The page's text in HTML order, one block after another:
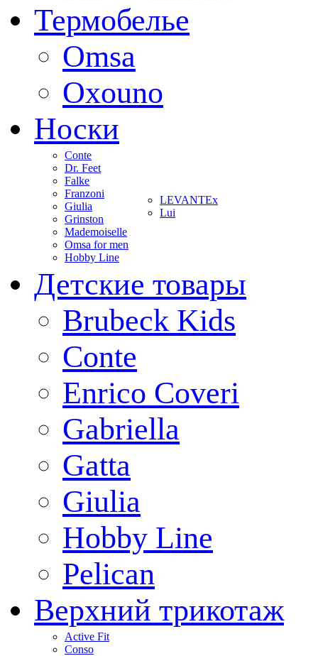
Термобелье
Omsa
Oxouno
Носки
Conte
Dr. Feet
Falke
Franzoni
Giulia
Grinston
Mademoiselle
Omsa for men
Hobby Line
LEVANTEx
Lui
Детские товары
Brubeck Kids
Conte
Enrico Coveri
Gabriella
Gatta
Giulia
Hobby Line
Pelican
Верхний трикотаж
Active Fit
Conso